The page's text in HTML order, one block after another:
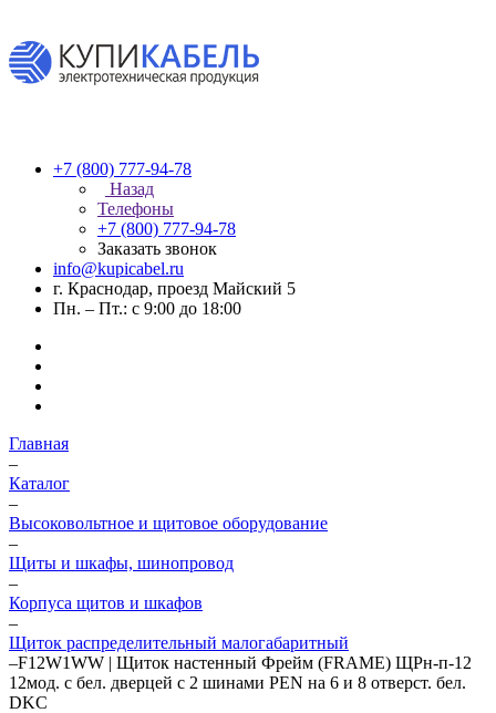
+7 (800) 777-94-78
Назад
Телефоны
+7 (800) 777-94-78
Заказать звонок
info@kupicabel.ru
г. Краснодар, проезд Майский 5
Пн. – Пт.: с 9:00 до 18:00
Главная
–
Каталог
–
Высоковольтное и щитовое оборудование
–
Щиты и шкафы, шинопровод
–
Корпуса щитов и шкафов
–
Щиток распределительный малогабаритный
–F12W1WW | Щиток настенный Фрейм (FRAME) ЩРн-п-12
12мод. с бел. дверцей с 2 шинами PEN на 6 и 8 отверст. бел.
DKC